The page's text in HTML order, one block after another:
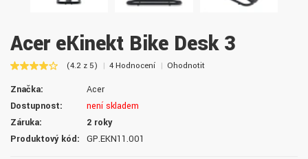
Acer eKinekt Bike Desk 3
(4.2 z 5) 4 Hodnocení Ohodnotit
Značka:
Acer
Dostupnost:
není skladem
Záruka:
2 roky
Produktový kód:
GP.EKN11.001